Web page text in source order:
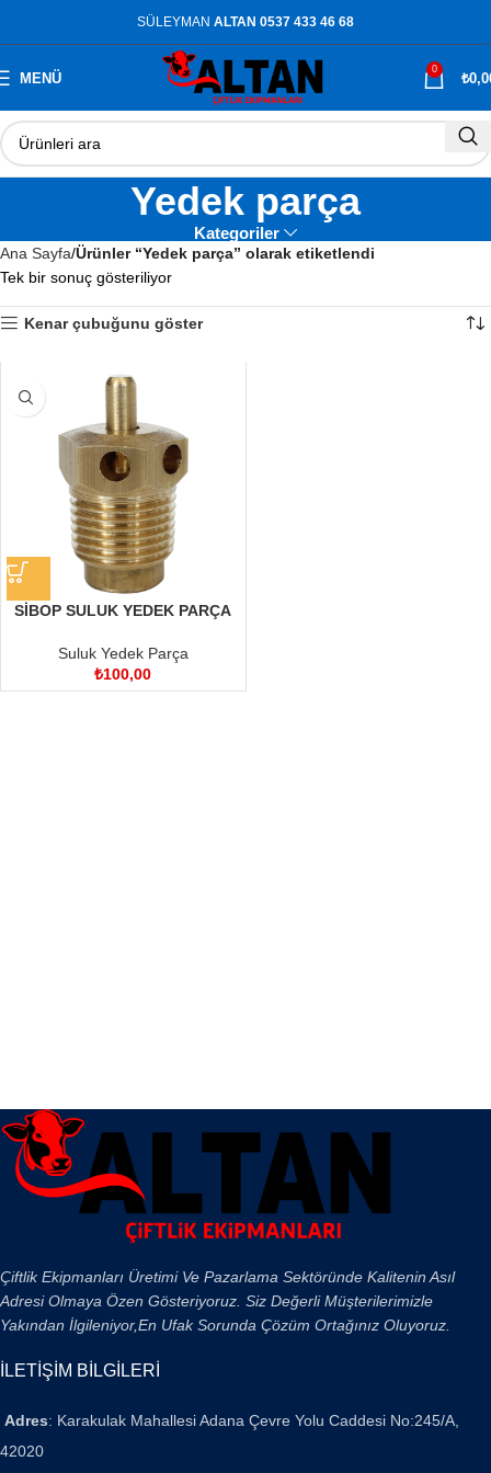
SÜLEYMAN ALTAN 0537 433 46 68
MENÜ
0
₺
Yedek parça
Kategoriler
Ana Sayfa Ürünler “Yedek parça” olarak etiketlendi
Tek bir sonuç gösteriliyor
Kenar çubuğunu göster
SİBOP SULUK YEDEK PARÇA
Suluk Yedek Parça
₺100,00
Çiftlik Ekipmanları Üretimi Ve Pazarlama Sektöründe Kalitenin Asıl
Adresi Olmaya Özen Gösteriyoruz. Siz Değerli Müşterilerimizle
Yakından İlgileniyor,En Ufak Sorunda Çözüm Ortağınız Oluyoruz.
İLETİŞİM BİLGİLERİ
Adres: Karakulak Mahallesi Adana Çevre Yolu Caddesi No:245/A,
42020